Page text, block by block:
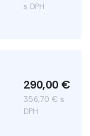
s DPH
290,00 €
356,70 € s
DPH